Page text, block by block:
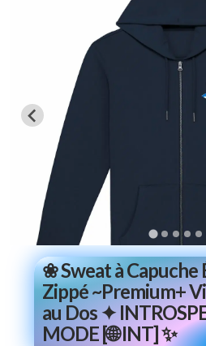
❀ Sweat à Capuche
Zippé ~Premium+
au Dos ✦
MODE [🌐 INT] ✨